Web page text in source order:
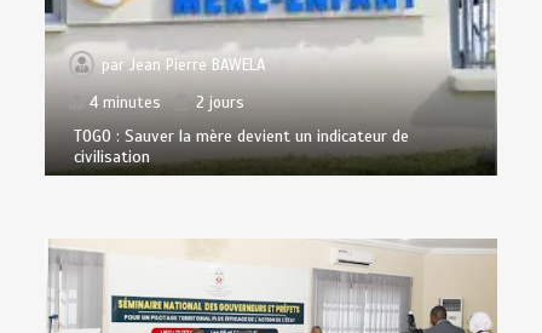
parJean Pierre BAWELA
4 minutes
2 jours
TOGO : Sauver la mère devient un indicateur de
civilisation